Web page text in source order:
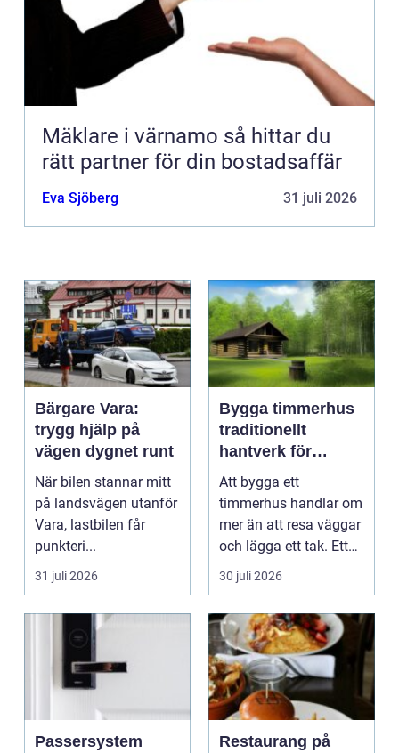
Mäklare i värnamo så hittar du
rätt partner för din bostadsaffär
Eva Sjöberg 31 juli 2026
Bärgare Vara:
trygg hjälp på
vägen dygnet runt
När bilen stannar mitt
på landsvägen utanför
Vara, lastbilen får
punkteri...
31 juli 2026
Bygga timmerhus
traditionellt
hantverk för
moderna behov
Att bygga ett
timmerhus handlar om
mer än att resa väggar
och lägga ett tak. Ett
timmerhus är ett lå...
30 juli 2026
Passersystem
Restaurang på